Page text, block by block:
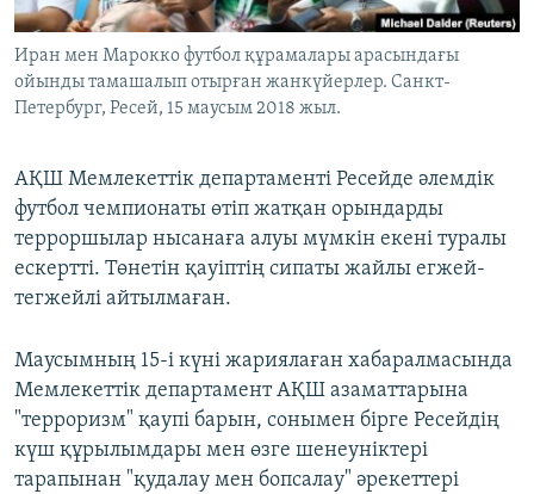
Басқа тілдерде
Иран мен Марокко футбол құрамалары арасындағы
ойынды тамашалып отырған жанкүйерлер. Санкт-
Петербург, Ресей, 15 маусым 2018 жыл.
АҚШ Мемлекеттік департаменті Ресейде әлемдік
футбол чемпионаты өтіп жатқан орындарды
терроршылар нысанаға алуы мүмкін екені туралы
ескертті. Төнетін қауіптің сипаты жайлы егжей-
тегжейлі айтылмаған.
Маусымның 15-і күні жариялаған хабаралмасында
Мемлекеттік департамент АҚШ азаматтарына
"терроризм" қаупі барын, сонымен бірге Ресейдің
күш құрылымдары мен өзге шенеуніктері
тарапынан "қудалау мен бопсалау" әрекеттері